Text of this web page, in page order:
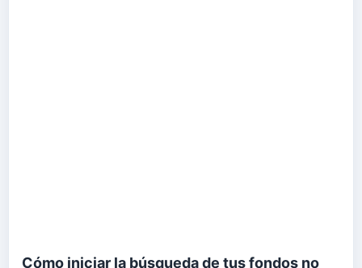
Cómo iniciar la búsqueda de tus fondos no